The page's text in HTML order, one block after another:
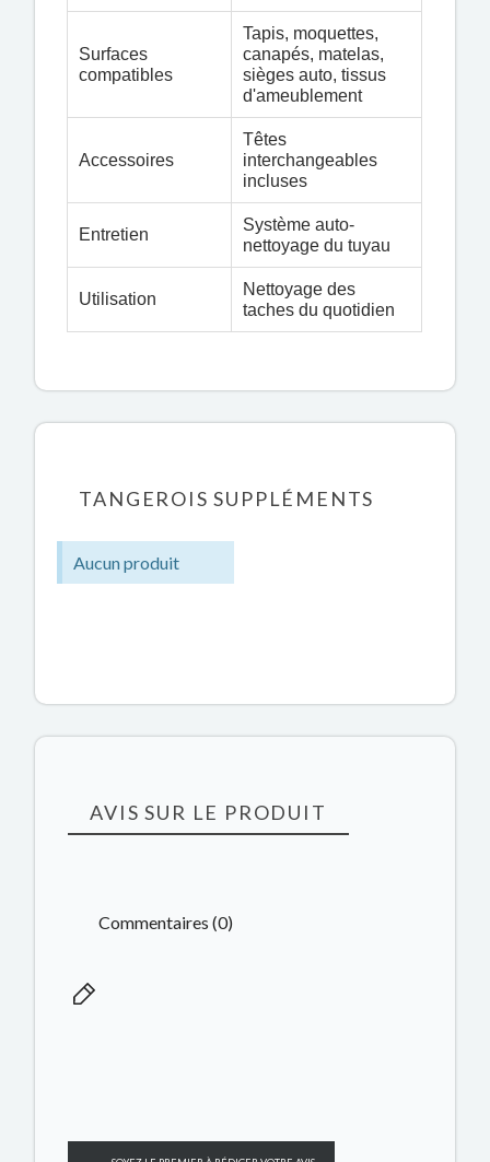
Surfaces
compatibles
Tapis, moquettes,
canapés, matelas,
sièges auto, tissus
d'ameublement
Accessoires
Têtes
interchangeables
incluses
Entretien
Système auto-
nettoyage du tuyau
Utilisation
Nettoyage des
taches du quotidien
TANGEROIS SUPPLÉMENTS
Aucun produit
AVIS SUR LE PRODUIT
Commentaires (0)